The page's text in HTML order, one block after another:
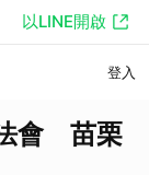
以LINE開啟
登入
會 苗栗